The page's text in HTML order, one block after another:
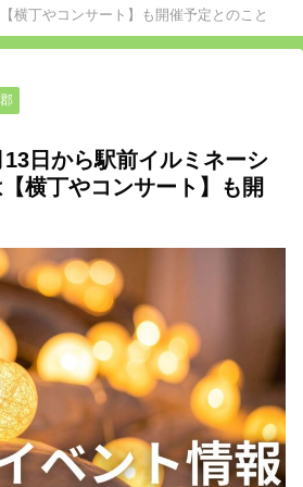
横丁やコンサート】も開催予定とのこと
13日から駅前イルミネーシ
横丁やコンサート】も開